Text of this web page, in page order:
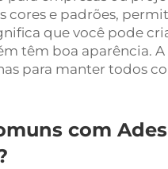
cores e padrões,
que você pode
têm boa aparência. A
para manter todos
com